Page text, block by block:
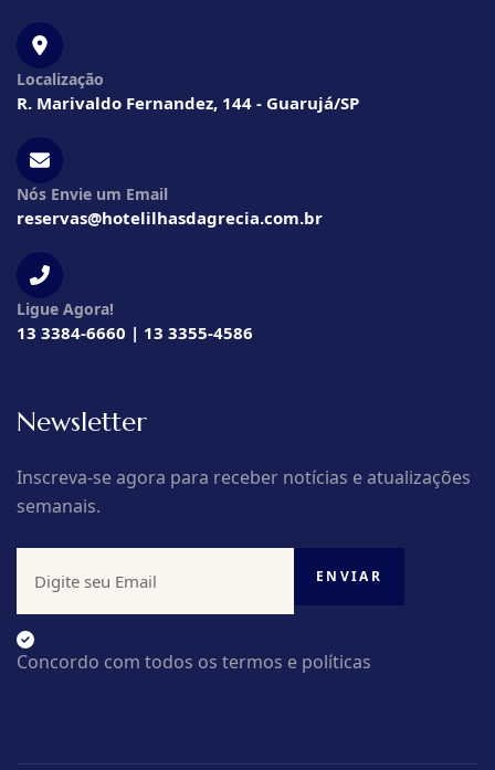
Localização
R. Marivaldo Fernandez, 144 - Guarujá/SP
Nós Envie um Email
reservas@hotelilhasdagrecia.com.br
Ligue Agora!
13 3384-6660 | 13 3355-4586
Newsletter
Inscreva-se agora para receber notícias e atualizações
semanais.
Concordo com todos os termos e políticas